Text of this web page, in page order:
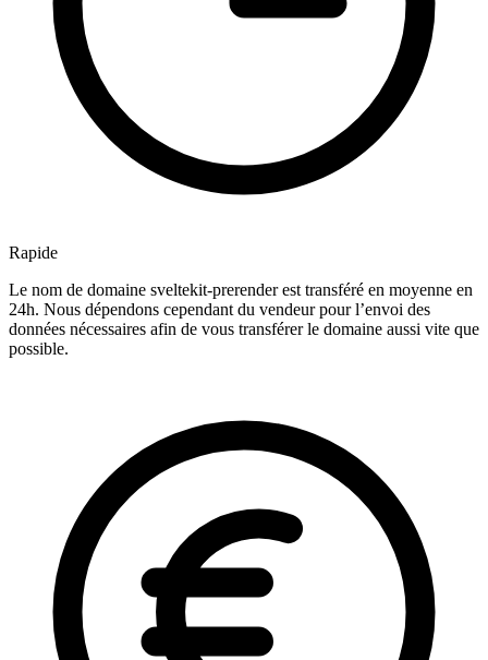
Rapide
Le nom de domaine sveltekit-prerender est transféré en moyenne en
24h. Nous dépendons cependant du vendeur pour l’envoi des
données nécessaires afin de vous transférer le domaine aussi vite que
possible.